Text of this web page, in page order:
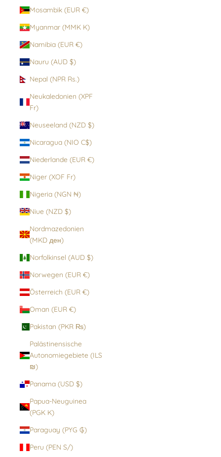
Mosambik (EUR €)
Myanmar (MMK K)
Namibia (EUR €)
Nauru (AUD $)
Nepal (NPR Rs.)
Neukaledonien (XPF
Fr)
Neuseeland (NZD $)
Nicaragua (NIO C$)
Niederlande (EUR €)
Niger (XOF Fr)
Nigeria (NGN ₦)
Niue (NZD $)
Nordmazedonien
(MKD ден)
Norfolkinsel (AUD $)
Norwegen (EUR €)
Österreich (EUR €)
Oman (EUR €)
Pakistan (PKR ₨)
Palästinensische
Autonomiegebiete (ILS
₪)
Panama (USD $)
Papua-Neuguinea
(PGK K)
Paraguay (PYG ₲)
Peru (PEN S/)